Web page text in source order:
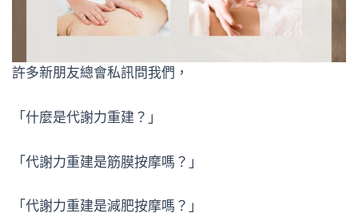
許多新朋友總會私訊問我們，
「什麼是代謝力重建？」
「代謝力重建是筋膜按摩嗎？」
「代謝力重建是減肥按摩嗎？」